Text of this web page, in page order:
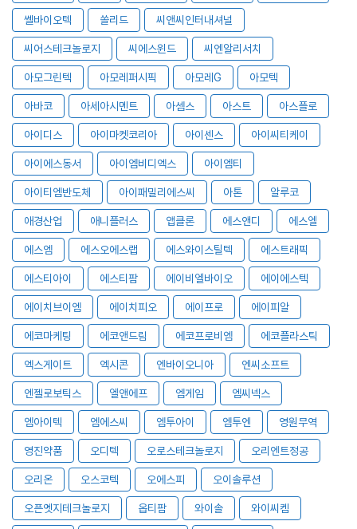
쎌바이오텍 쏠리드 씨앤씨인터내셔널
씨어스테크놀로지 씨에스윈드 씨엔알리서치
아모그린텍 아모레퍼시픽 아모레G 아모텍
아바코 아세아시멘트 아셈스 아스트 아스플로
아이디스 아이마켓코리아 아이센스 아이씨티케이
아이에스동서 아이엠비디엑스 아이엠티
아이티엠반도체 아이패밀리에스씨 아톤 알루코
애경산업 애니플러스 앱클론 에스앤디 에스엘
에스엠 에스오에스랩 에스와이스틸텍 에스트래픽
에스티아이 에스티팜 에이비엘바이오 에이에스텍
에이치브이엠 에이치피오 에이프로 에이피알
에코마케팅 에코앤드림 에코프로비엠 에코플라스틱
엑스게이트 엑시콘 엔바이오니아 엔씨소프트
엔젤로보틱스 엘앤에프 엠게임 엠씨넥스
엠아이텍 엠에스씨 엠투아이 엠투엔 영원무역
영진약품 오디텍 오로스테크놀로지 오리엔트정공
오리온 오스코텍 오에스피 오이솔루션
오픈엣지테크놀로지 옵티팜 와이솔 와이씨켐